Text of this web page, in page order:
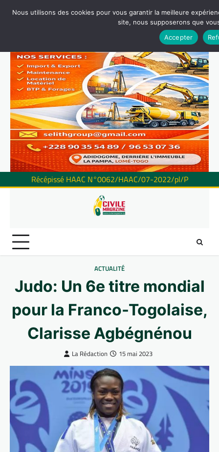
Récépissé HAAC N°0062/HAAC/07-2022/pl/P
ACTUALITÉ
Judo: Un 6e titre mondial
pour la Franco-Togolaise,
Clarisse Agbégnénou
La Rédaction 15 mai 2023
Nous utilisons des cookies pour vous garantir la meilleure
site, nous supposerons que
Accepter